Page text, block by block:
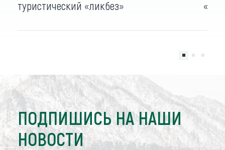
туристический «ликбез»
ПОДПИШИСЬ НА НАШИ
НОВОСТИ